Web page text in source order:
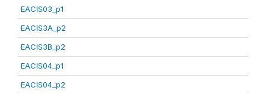
EACIS03_p1
EACIS3A_p2
EACIS3B_p2
EACIS04_p1
EACIS04_p2